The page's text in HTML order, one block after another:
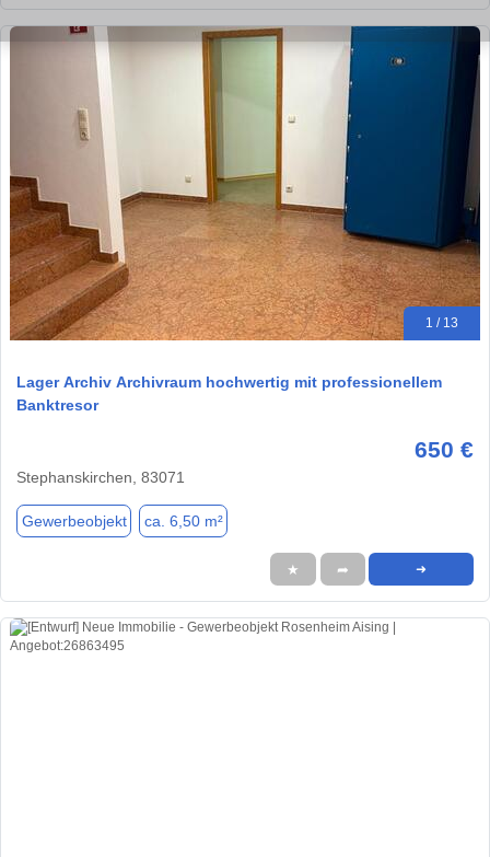
1 / 13
Lager Archiv Archivraum hochwertig mit professionellem
Banktresor
650 €
Stephanskirchen, 83071
Gewerbeobjekt ca. 6,50 m²
★ ➦ ➜